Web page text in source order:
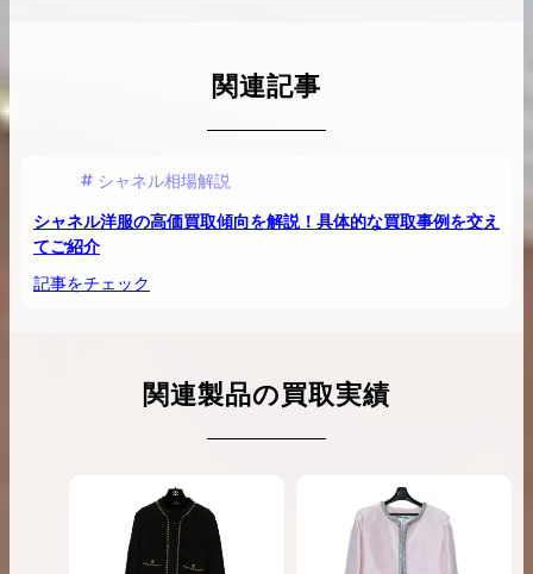
関連記事
シャネル相場解説
シャネル洋服の高価買取傾向を解説！具体的な買取事例を交え
てご紹介
記事をチェック
関連製品の買取実績